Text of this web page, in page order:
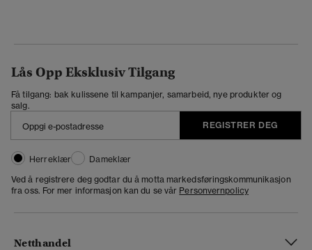
Lås Opp Eksklusiv Tilgang
Få tilgang: bak kulissene til kampanjer, samarbeid, nye produkter og
salg.
REGISTRER DEG
Herreklær
Dameklær
Ved å registrere deg godtar du å motta markedsføringskommunikasjon
fra oss. For mer informasjon kan du se vår Personvernpolicy
Netthandel